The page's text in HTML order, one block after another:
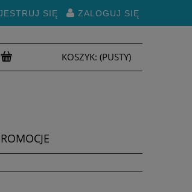
SIĘ ZALOGUJ SIĘ
KOSZYK: (PUSTY)